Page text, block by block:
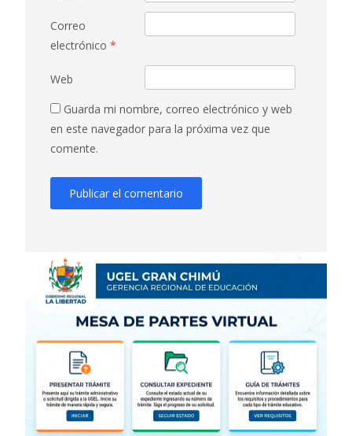
Correo
electrónico *
Web
Guarda mi nombre, correo electrónico y web
en este navegador para la próxima vez que
comente.